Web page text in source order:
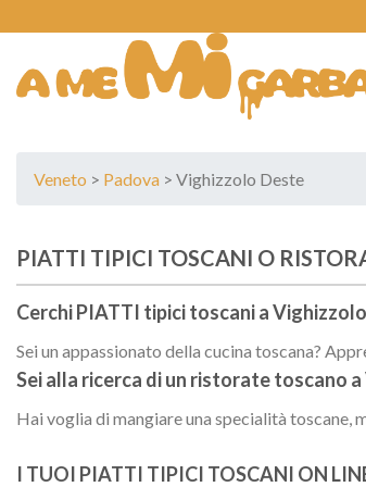
content
Veneto > Padova > Vighizzolo Deste
PIATTI TIPICI TOSCANI O
Cerchi PIATTI tipici toscani a
Sei un appassionato della cucina toscana?
Sei alla ricerca di un ristorate toscano a
Hai voglia di mangiare una specialità toscane,
I TUOI PIATTI TIPICI TOSCANI ON